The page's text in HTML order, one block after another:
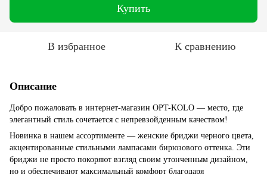
Купить
В избранное К сравнению
Описание
Добро пожаловать в интернет-магазин OPT-KOLO — место, где
элегантный стиль сочетается с непревзойденным качеством!
Новинка в нашем ассортименте — женские бриджи черного цвета,
акцентированные стильными лампасами бирюзового оттенка. Эти
бриджи не просто покоряют взгляд своим утонченным дизайном,
но и обеспечивают максимальный комфорт благодаря